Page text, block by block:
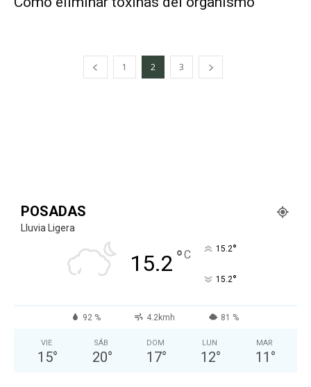
1 2 3
POSADAS
Lluvia Ligera
15.2 °C 15.2°
15.2°
92 % 4.2kmh 81 %
VIE
15°
SÁB
20°
DOM
17°
LUN
12°
MAR
11 °